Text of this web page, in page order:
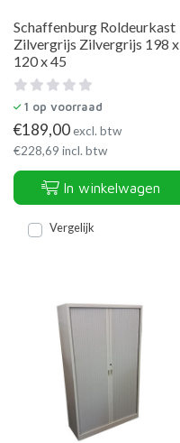
Schaffenburg Roldeurkast
Zilvergrijs Zilvergrijs 198 x
120 x 45
1 op voorraad
€189,00excl. btw
€228,69 incl. btw
In winkelwagen
Vergelijk